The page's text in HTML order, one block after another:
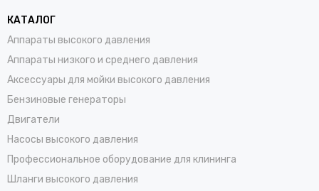
КАТАЛОГ
Аппараты высокого давления
Аппараты низкого и среднего давления
Аксессуары для мойки высокого давления
Бензиновые генераторы
Двигатели
Насосы высокого давления
Профессиональное оборудование для клининга
Шланги высокого давления